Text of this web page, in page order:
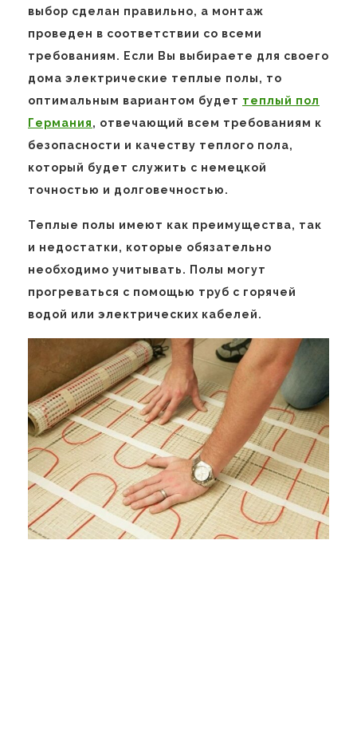
выбор сделан правильно, а монтаж
проведен в соответствии со всеми
требованиям. Если Вы выбираете для своего
дома электрические теплые полы, то
оптимальным вариантом будет теплый пол
Германия, отвечающий всем требованиям к
безопасности и качеству теплого пола,
который будет служить с немецкой
точностью и долговечностью.
Теплые полы имеют как преимущества, так
и недостатки, которые обязательно
необходимо учитывать. Полы могут
прогреваться с помощью труб с горячей
водой или электрических кабелей.